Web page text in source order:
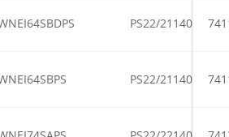
PS22/21140
PS22/21140